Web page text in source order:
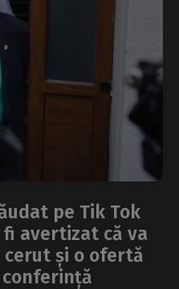
pe Tik Tok
avertizat că va
cerut și o ofertă